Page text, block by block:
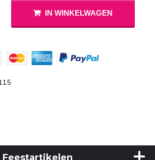
IN WINKELWAGEN
Feestartikelen